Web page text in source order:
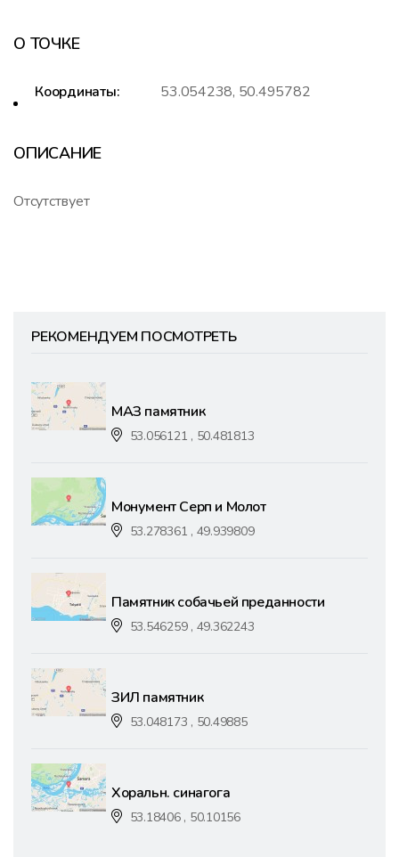
О ТОЧКЕ
Координаты: 53.054238, 50.495782
ОПИСАНИЕ
Отсутствует
РЕКОМЕНДУЕМ ПОСМОТРЕТЬ
МАЗ памятник
53.056121 , 50.481813
Монумент Серп и Молот
53.278361 , 49.939809
Памятник собачьей преданности
53.546259 , 49.362243
ЗИЛ памятник
53.048173 , 50.49885
Хоральн. синагога
53.18406 , 50.10156